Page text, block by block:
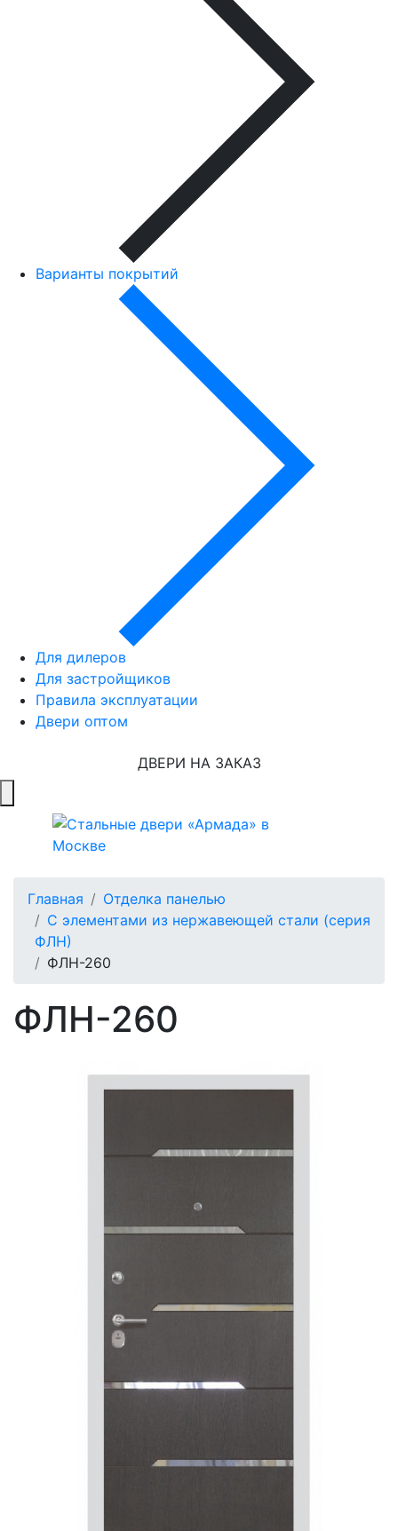
Варианты покрытий
Для дилеров
Для застройщиков
Правила эксплуатации
Двери оптом
ДВЕРИ НА ЗАКАЗ
Главная
Отделка панелью
С элементами из нержавеющей стали (серия
ФЛН)
ФЛН-260
ФЛН-260